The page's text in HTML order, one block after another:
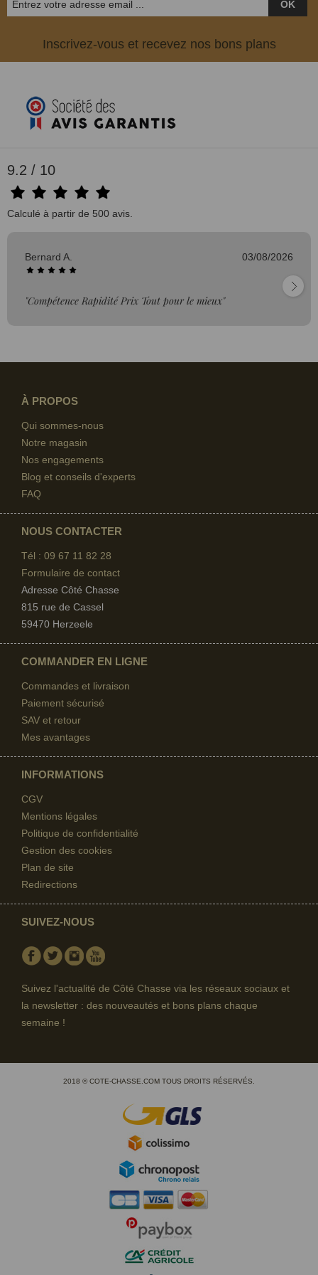
OK
Inscrivez-vous et recevez nos bons plans
9.2 / 10
Calculé à partir de 500 avis.
Bernard A. 03/08/2026
"Compétence Rapidité Prix Tout pour le mieux"
À PROPOS
Qui sommes-nous
Notre magasin
Nos engagements
Blog et conseils d'experts
FAQ
NOUS CONTACTER
Tél : 09 67 11 82 28
Formulaire de contact
Adresse Côté Chasse
815 rue de Cassel
59470 Herzeele
COMMANDER EN LIGNE
Commandes et livraison
Paiement sécurisé
SAV et retour
Mes avantages
INFORMATIONS
CGV
Mentions légales
Politique de confidentialité
Gestion des cookies
Plan de site
Redirections
SUIVEZ-NOUS
Facebook
TwitterInstagram
Suivez l'actualité de Côté Chasse via les réseaux sociaux et
la newsletter : des nouveautés et bons plans chaque
semaine !
2018 © COTE-CHASSE.COM TOUS DROITS RÉSERVÉS.